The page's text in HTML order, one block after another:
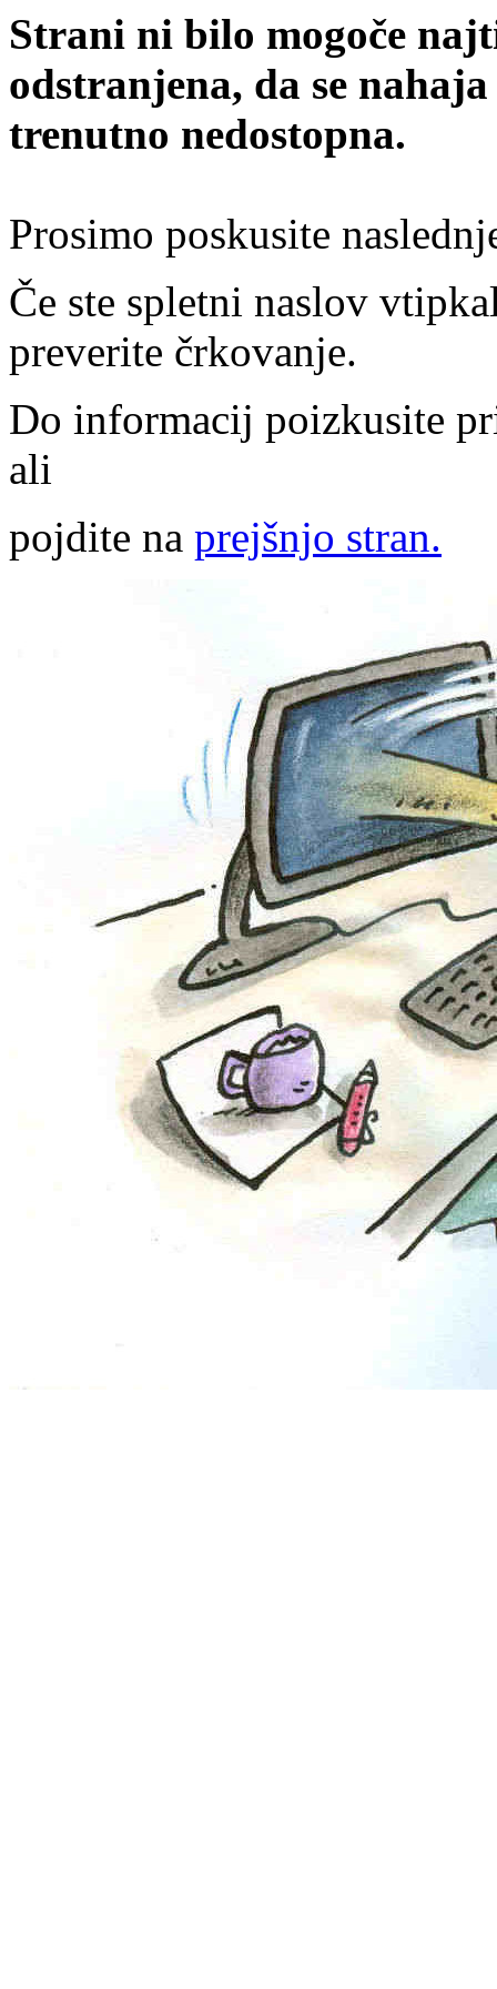
Strani ni bilo mogoče
odstranjena, da se
trenutno nedostopna.
Prosimo poskusite
Če ste spletni naslov
preverite črkovanje.
Do informacij poizkusite
ali
pojdite na prejšnjo stran.